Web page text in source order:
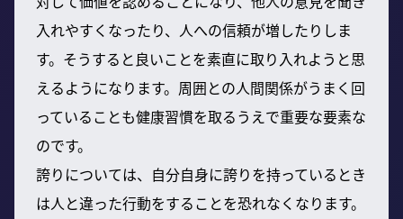
入れやすくなったり、人への信頼が増したりしま
す。そうすると良いことを素直に取り入れようと思
えるようになります。周囲との人間関係がうまく回
っていることも健康習慣を取るうえで重要な要素な
のです。
誇りについては、自分自身に誇りを持っているとき
は人と違った行動をすることを恐れなくなります。